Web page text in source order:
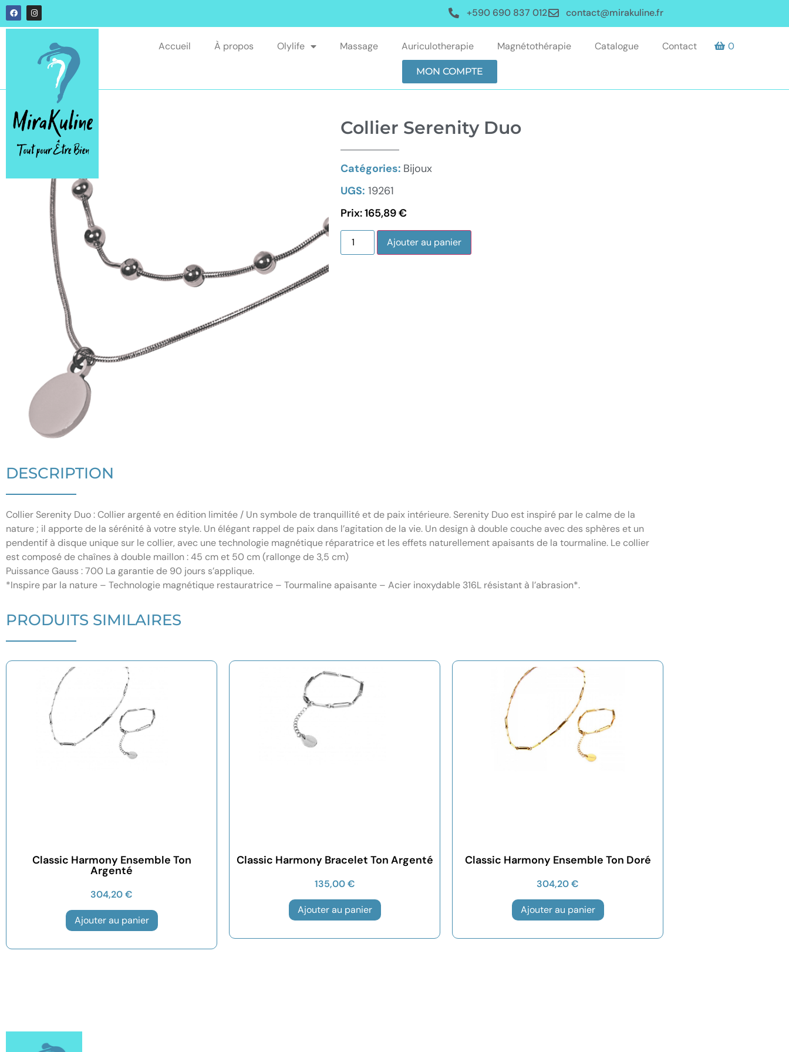
+590 690 837 012 contact@mirakuline.fr
Accueil À propos Olylife Massage Auriculotherapie Magnétothérapie Catalogue Contact 0
MON COMPTE
Collier Serenity Duo
Catégories: Bijoux
UGS: 19261
Prix:165,89€
Ajouter au panier
DESCRIPTION
Collier Serenity Duo : Collier argenté en édition limitée / Un symbole de tranquillité et de paix intérieure. Serenity Duo est inspiré par le calme de la
nature ; il apporte de la sérénité à votre style. Un élégant rappel de paix dans l’agitation de la vie. Un design à double couche avec des sphères et un
pendentif à disque unique sur le collier, avec une technologie magnétique réparatrice et les effets naturellement apaisants de la tourmaline. Le collier
est composé de chaînes à double maillon : 45 cm et 50 cm (rallonge de 3,5 cm)
Puissance Gauss : 700 La garantie de 90 jours s’applique.
*Inspire par la nature – Technologie magnétique restauratrice – Tourmaline apaisante – Acier inoxydable 316L résistant à l’abrasion*.
PRODUITS SIMILAIRES
Classic Harmony Ensemble Ton
Argenté
304,20€
Ajouter au panier
Classic Harmony Bracelet Ton Argenté
135,00€
Ajouter au panier
Classic Harmony Ensemble Ton Doré
304,20€
Ajouter au panier